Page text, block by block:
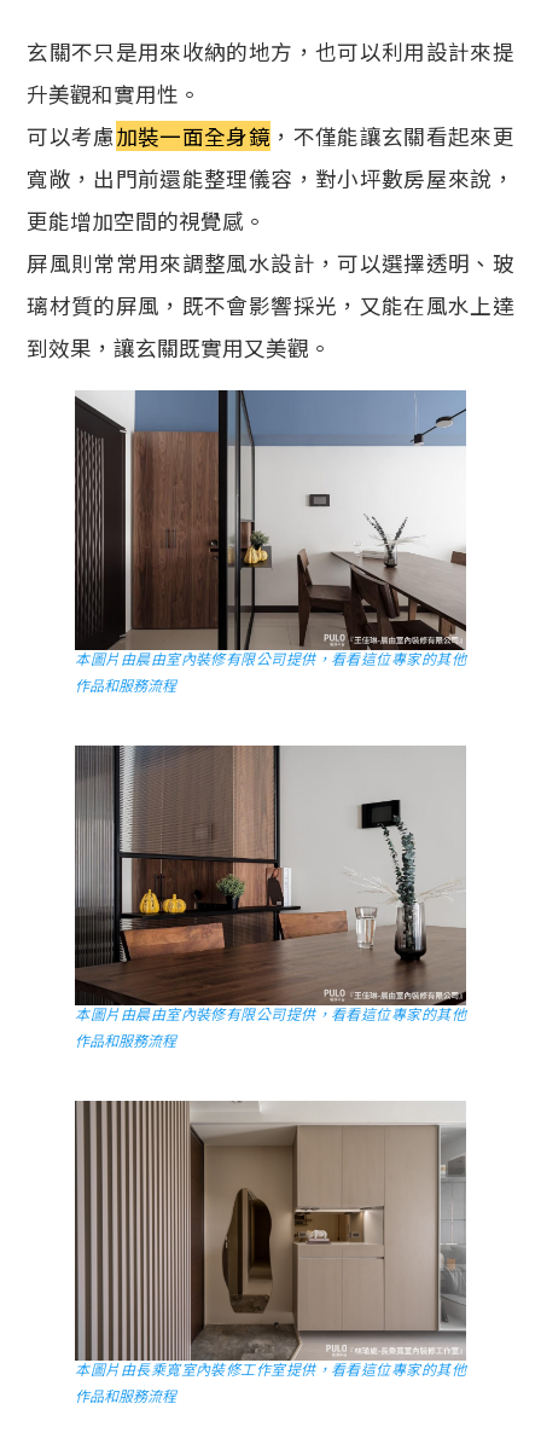
玄關不只是用來收納的地方，也可以利用設計來提
升美觀和實用性。
可以考慮加裝一面全身鏡 ，不僅能讓玄關看起來更
寬敞，出門前還能整理儀容，對小坪數房屋來說，
更能增加空間的視覺感。
屏風則常常用來調整風水設計，可以選擇透明、玻
璃材質的屏風，既不會影響採光，又能在風水上達
到效果，讓玄關既實用又美觀。
本圖片由晨由室內裝修有限公司提供，看看這位專家的其他
作品和服務流程
本圖片由晨由室內裝修有限公司提供，看看這位專家的其他
作品和服務流程
本圖片由長乘寬室內裝修工作室提供，看看這位專家的其他
作品和服務流程